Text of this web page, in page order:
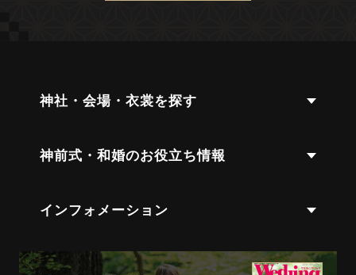
神社・会場・衣裳を探す
神前式・和婚のお役立ち情報
インフォメーション